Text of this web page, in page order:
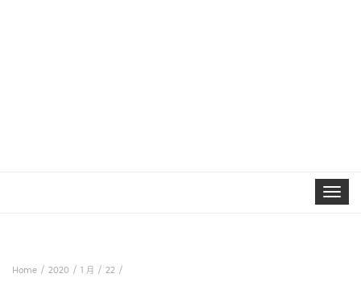
Toggle
Home 2020 1 月
22